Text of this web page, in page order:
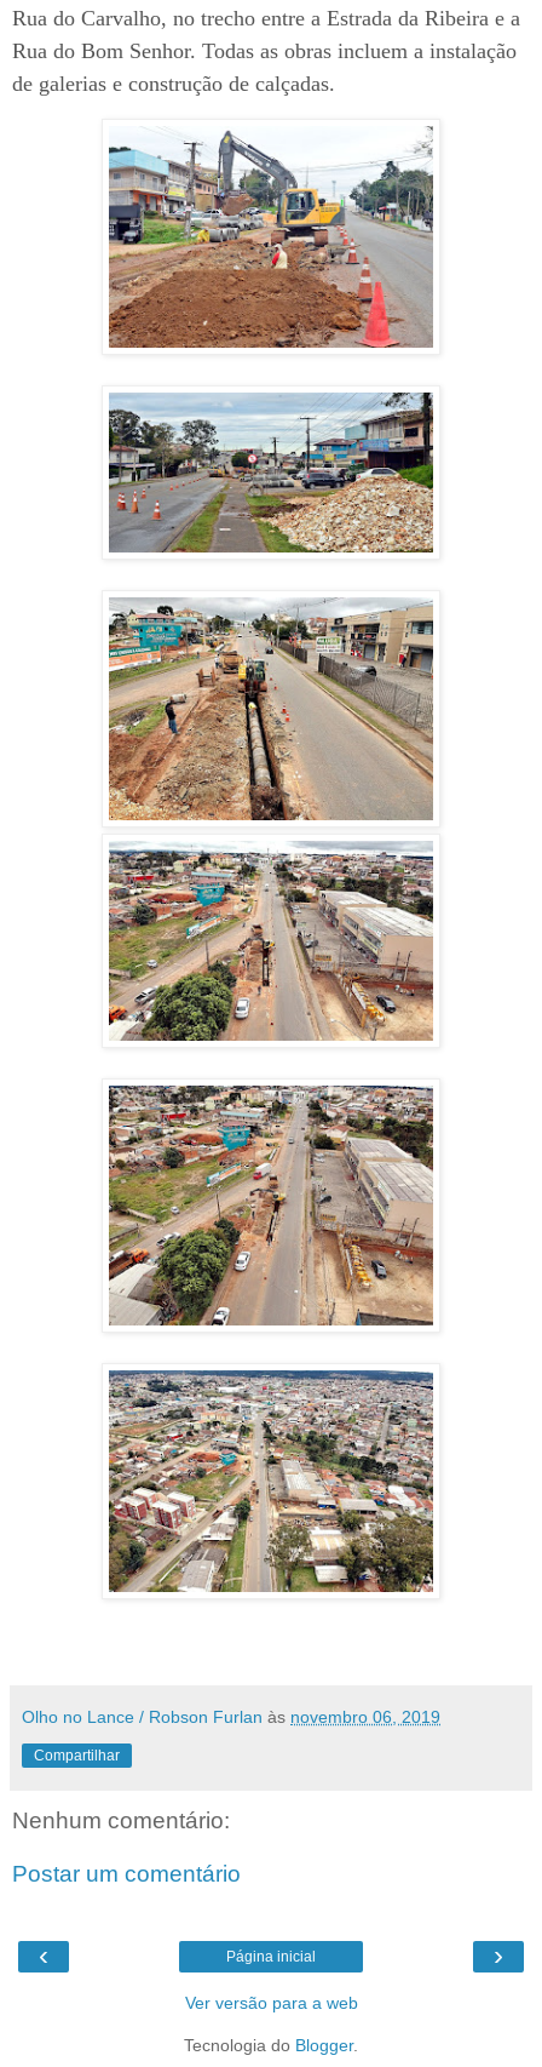
Rua do Carvalho, no trecho entre a Estrada da Ribeira e a
Rua do Bom Senhor. Todas as obras incluem a instalação
de galerias e construção de calçadas.
Olho no Lance / Robson Furlan às novembro 06, 2019
Compartilhar
Nenhum comentário:
Postar um comentário
‹ ›
Página inicial
Ver versão para a web
Tecnologia do Blogger.